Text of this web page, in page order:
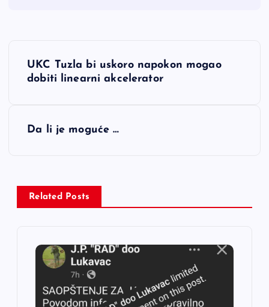
NUKC Tuzla bi uskoro napokon mogao
dobiti linearni akcelerator
Da li je moguće …
Related Posts